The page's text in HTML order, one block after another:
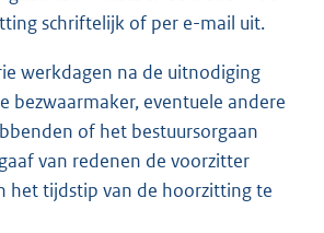
schriftelijk of per e-mail uit.
werkdagen na de uitnodiging
bezwaarmaker, eventuele andere
of het bestuursorgaan
van redenen de voorzitter
het tijdstip van de hoorzitting te